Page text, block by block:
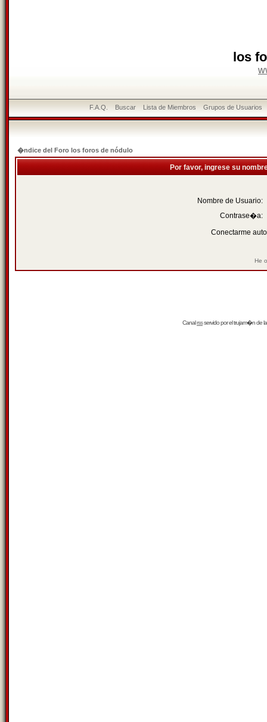
los
F.A.Q. Buscar Lista de Miembros Grupos de Usuarios
�ndice del Foro los foros de nódulo
Por favor, ingrese su
Nombre de Usuario:
Contrase�a:
Conectarme
He
Canalrssservido por eltrujam�nde